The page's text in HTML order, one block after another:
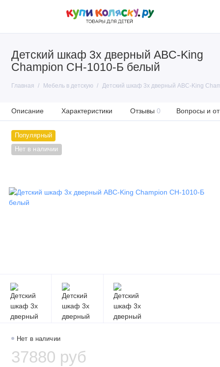
Детский шкаф 3х дверный ABC-King
Champion CH-1010-Б белый
Главная Мебель в детскую Детский шкаф 3х дверный ABC-King
Описание Характеристики Отзывы 0 Вопросы и
Популярный
Нет в наличии
Нет в наличии
37880 руб